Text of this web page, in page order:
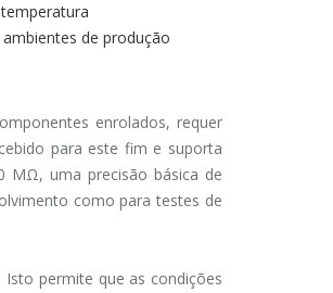
de produção
enrolados, requer
para este fim e suporta
MΩ, uma precisão básica de
como para testes de
permite que as condições